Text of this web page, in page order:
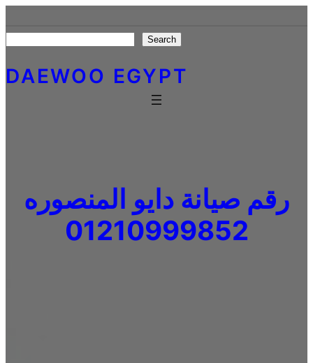
to
content
Search
DAEWOO EGYPT
رقم صيانة دايو المنصوره
01210999852